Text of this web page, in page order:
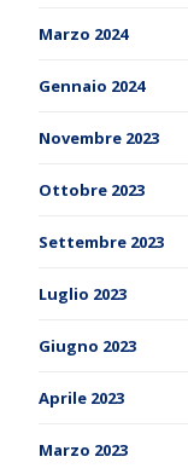
Marzo 2024
Gennaio 2024
Novembre 2023
Ottobre 2023
Settembre 2023
Luglio 2023
Giugno 2023
Aprile 2023
Marzo 2023